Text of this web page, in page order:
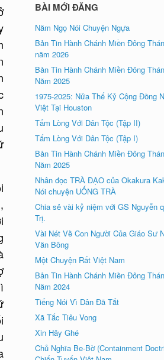
BÀI MỚI ĐĂNG
Năm Ngọ Nói Chuyện Ngựa
Bản Tin Hành Chánh Miền Đông
năm 2026
Bản Tin Hành Chánh Miền Đông
Năm 2025
1975-2025: Nửa Thế Kỷ Cộng Đồng
Việt Tại Houston
Tấm Lòng Với Dân Tộc (Tập II)
Tấm Lòng Với Dân Tộc (Tập I)
Bản Tin Hành Chánh Miền Đông
Năm 2025
Nhân đọc TRÀ ÐẠO của Okakura
Nói chuyện UỐNG TRÀ
Chia sẻ vài kỷ niệm với GS Nguyễn
Trị.
Vài Nét Về Con Người Của Giáo Sư
Văn Bông
Một Chuyện Rất Việt Nam
Bản Tin Hành Chánh Miền Đông
Năm 2024
Tiếng Nói Vì Dân Đã Tắt
Xã Tắc Tiêu Vong
Xin Hãy Ghé
Chủ Nghĩa Be-Bờ (Containment